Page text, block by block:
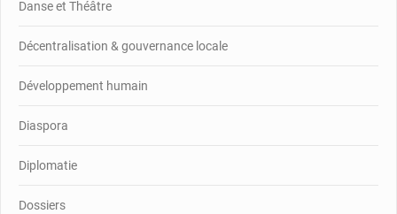
Danse et Théâtre
Décentralisation & gouvernance locale
Développement humain
Diaspora
Diplomatie
Dossiers